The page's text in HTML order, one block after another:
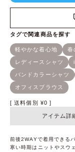
送料個別 ¥0
アイテム詳
前後2WAYで着用できる
寒い時期はニットやスウ